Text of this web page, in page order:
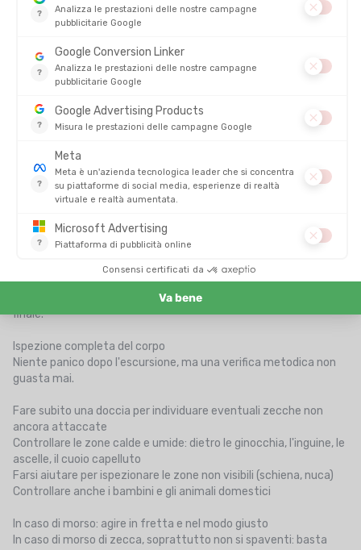
Si mantenga sul percorso, ma pensi dove mettere i piedi (e i
polpacci).
Preferisca il centro deisentieripiuttosto che i bordi cespugliosi
(proteggerà anche la flora circostante!)
Evitare di sedersi nell'erba
Evitare le soste in zone umide o all'ombra fitta
Controllare regolarmente i propri indumenti
Un rapido controllo può bastare per intercettare una passeggera
indesiderata.
Ispezioni rapidamente i vestiti (soprattutto gambe e cintura)
Scuoti gli indumenti durante le pause
Controlli gli zaini posati a terra o nell'erba alta
Dopo l'escursione: il controllo obbligatorio
Ritorno al campo, all'auto o a casa: è il momento del controllo
finale.
Ispezione completa del corpo
Niente panico dopo l'escursione, ma una verifica metodica non
guasta mai.
Fare subito una doccia per individuare eventuali zecche non
ancora attaccate
Controllare le zone calde e umide: dietro le ginocchia, l'inguine, le
ascelle, il cuoio capelluto
Farsi aiutare per ispezionare le zone non visibili (schiena, nuca)
Controllare anche i bambini e gli animali domestici
In caso di morso: agire in fretta e nel modo giusto
In caso di morso di zecca, soprattutto non si spaventi: basta